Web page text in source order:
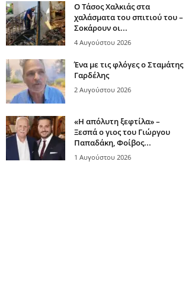
Ο Τάσος Χαλκιάς στα
χαλάσματα του σπιτιού του –
Σοκάρουν οι...
4 Αυγούστου 2026
Ένα με τις φλόγες ο Σταμάτης
Γαρδέλης
2 Αυγούστου 2026
«Η απόλυτη ξεφτίλα» –
Ξεσπά ο γιος του Γιώργου
Παπαδάκη, Φοίβος...
1 Αυγούστου 2026